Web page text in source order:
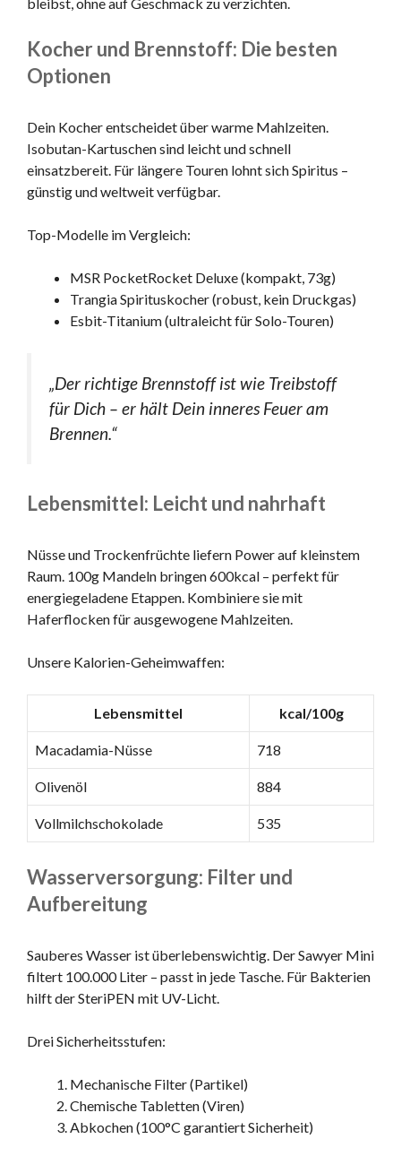
bleibst, ohne auf Geschmack zu verzichten.
Kocher und Brennstoff: Die besten
Optionen
Dein Kocher entscheidet über warme Mahlzeiten.
Isobutan-Kartuschen sind leicht und schnell
einsatzbereit. Für längere Touren lohnt sich Spiritus –
günstig und weltweit verfügbar.
Top-Modelle im Vergleich:
MSR PocketRocket Deluxe (kompakt, 73g)
Trangia Spirituskocher (robust, kein Druckgas)
Esbit-Titanium (ultraleicht für Solo-Touren)
„Der richtige Brennstoff ist wie Treibstoff
für Dich – er hält Dein inneres Feuer am
Brennen.“
Lebensmittel: Leicht und nahrhaft
Nüsse und Trockenfrüchte liefern Power auf kleinstem
Raum. 100g Mandeln bringen 600kcal – perfekt für
energiegeladene Etappen. Kombiniere sie mit
Haferflocken für ausgewogene Mahlzeiten.
Unsere Kalorien-Geheimwaffen:
Lebensmittel kcal/100g
Macadamia-Nüsse 718
Olivenöl 884
Vollmilchschokolade 535
Wasserversorgung: Filter und
Aufbereitung
Sauberes Wasser ist überlebenswichtig. Der Sawyer Mini
filtert 100.000 Liter – passt in jede Tasche. Für Bakterien
hilft der SteriPEN mit UV-Licht.
Drei Sicherheitsstufen:
Mechanische Filter (Partikel)
Chemische Tabletten (Viren)
Abkochen (100°C garantiert Sicherheit)